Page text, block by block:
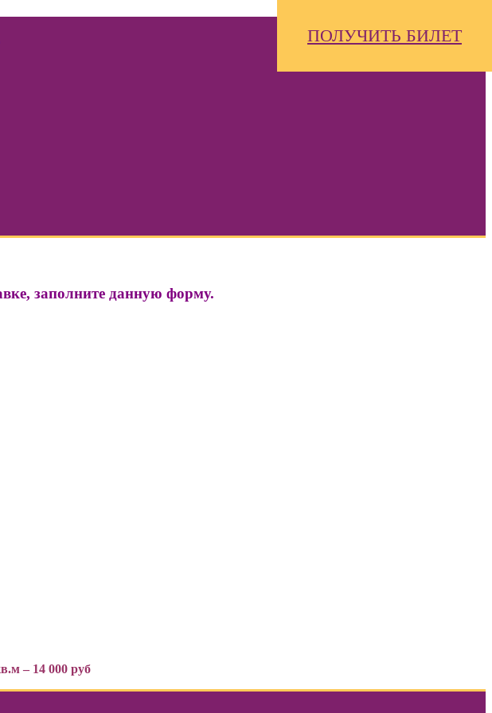
ПОЛУЧИТЬ БИЛЕТ
заполните данную форму.
– 14 000 руб